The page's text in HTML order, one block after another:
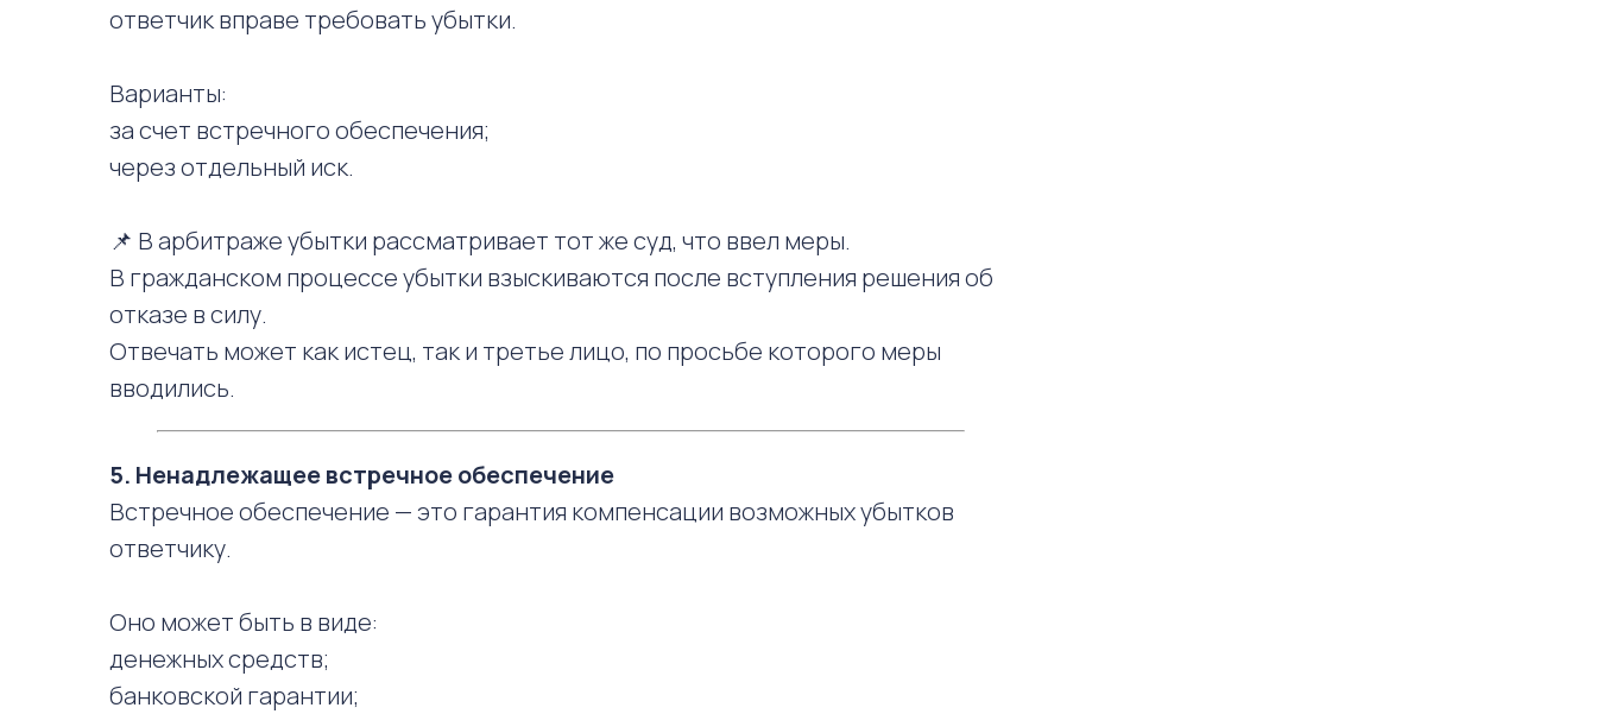
ответчик вправе требовать убытки.
Варианты:
за счет встречного обеспечения;
через отдельный иск.
📌 В арбитраже убытки рассматривает тот же суд, что ввел меры.
В гражданском процессе убытки взыскиваются после вступления решения об
отказе в силу.
Отвечать может как истец, так и третье лицо, по просьбе которого меры
вводились.
5. Ненадлежащее встречное обеспечение
Встречное обеспечение — это гарантия компенсации возможных убытков
ответчику.
Оно может быть в виде:
денежных средств;
банковской гарантии;